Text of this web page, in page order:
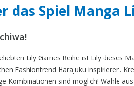
das Spiel Manga
Lily Games Reihe ist Lily dieses
Fashiontrend Harajuku inspirieren.
Kombinationen sind möglich! Wähle